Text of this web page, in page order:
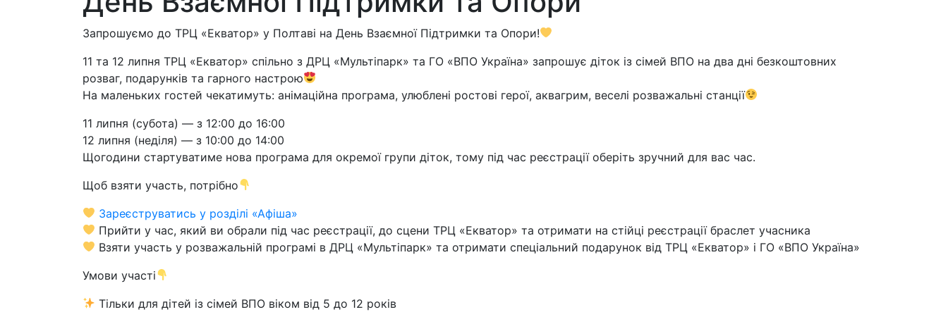
Запрошуємо до ТРЦ «Екватор» у Полтаві на День Взаємної Підтримки та Опори!
11 та 12 липня ТРЦ «Екватор» спільно з ДРЦ «Мультіпарк» та ГО «ВПО Україна» запрошує діток із сімей ВПО на два дні безкоштовних
розваг, подарунків та гарного настрою
На маленьких гостей чекатимуть: анімаційна програма, улюблені ростові герої, аквагрим, веселі розважальні станції
11 липня (субота) — з 12:00 до 16:00
12 липня (неділя) — з 10:00 до 14:00
Щогодини стартуватиме нова програма для окремої групи діток, тому під час реєстрації оберіть зручний для вас час.
Щоб взяти участь, потрібно
Зареєструватись у розділі «Афіша»
Прийти у час, який ви обрали під час реєстрації, до сцени ТРЦ «Екватор» та отримати на стійці реєстрації браслет учасника
Взяти участь у розважальній програмі в ДРЦ «Мультіпарк» та отримати спеціальний подарунок від ТРЦ «Екватор» і ГО «ВПО Україна»
Умови участі
Тільки для дітей із сімей ВПО віком від 5 до 12 років